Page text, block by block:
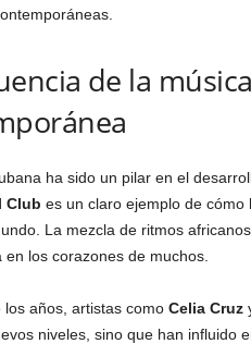
de la
ha sido un pilar en el
Club es un claro ejemplo de
La mezcla de ritmos
en los corazones de muchos.
los años, artistas como Celia Cruz
niveles, sino que han influido